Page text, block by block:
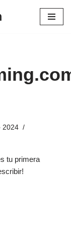
2024
tu primera